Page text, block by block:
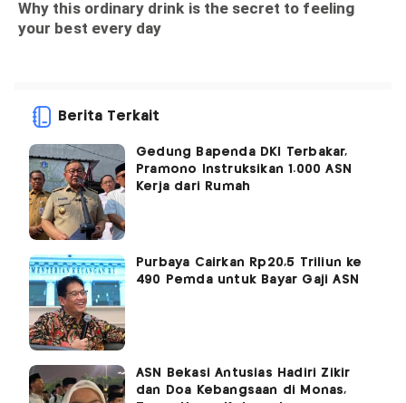
Berita Terkait
Gedung Bapenda DKI Terbakar,
Pramono Instruksikan 1.000 ASN
Kerja dari Rumah
Purbaya Cairkan Rp20,5 Triliun ke
490 Pemda untuk Bayar Gaji ASN
ASN Bekasi Antusias Hadiri Zikir
dan Doa Kebangsaan di Monas,